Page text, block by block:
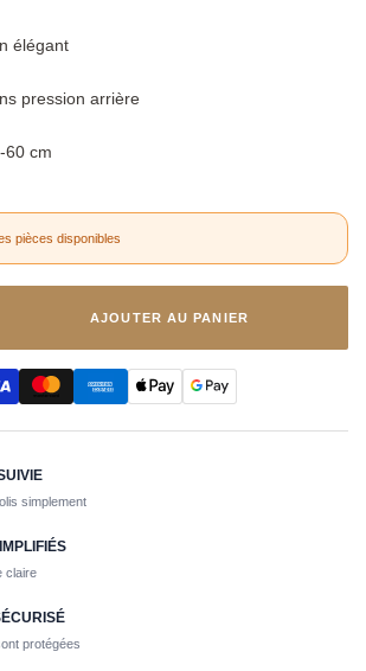
élégant
pression arrière
60 cm
pièces disponibles
AJOUTER AU PANIER
simplement
claire
protégées